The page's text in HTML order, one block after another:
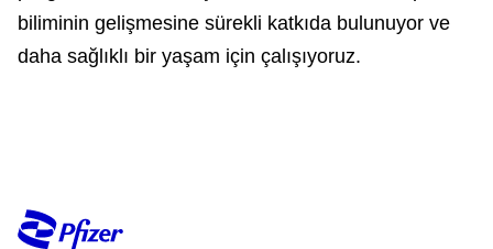
biliminin gelişmesine sürekli katkıda bulunuyor ve
daha sağlıklı bir yaşam için çalışıyoruz.